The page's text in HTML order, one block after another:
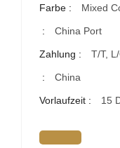
Farbe : Mixed
: China Port
Zahlung : T/T,
: China
Vorlaufzeit : 15